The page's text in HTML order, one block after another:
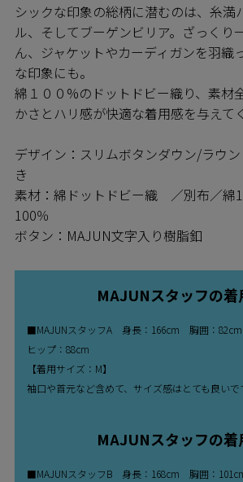
シックな印象の総柄に潜むのは、糸満
ル、そしてブーゲンビリア。ざっくり
ん、ジャケットやカーディガンを羽織
な印象にも。
綿１００%のドットドビー織り、素材
かさとハリ感が快適な着用感を与えて
デザイン：スリムボタンダウン/ラウ
き
素材：綿ドットドビー織 ／別布／
100％
ボタン：MAJUN文字入り樹脂釦
MAJUNスタッフの着
■MAJUNスタッフA 身長：166cm 胸囲：
ヒップ：88cm
【着用サイズ：M】
袖口や首元など含めて、サイズ感はとても良いで
MAJUNスタッフの着
■MAJUNスタッフB 身長：168cm 胸囲：